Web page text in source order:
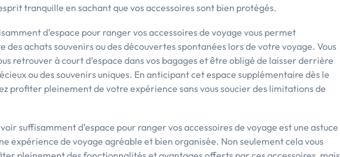
tranquille en sachant que vos accessoires sont bien protégés.
d’espace pour ranger vos accessoires de voyage vous permet
des achats souvenirs ou des découvertes spontanées lors de votre voyage. Vous
retrouver à court d’espace dans vos bagages et être obligé de laisser derrière
ou des souvenirs uniques. En anticipant cet espace supplémentaire dès le
profiter pleinement de votre expérience sans vous soucier des limitations de
suffisamment d’espace pour ranger vos accessoires de voyage est une astuce
expérience de voyage agréable et bien organisée. Non seulement cela vous